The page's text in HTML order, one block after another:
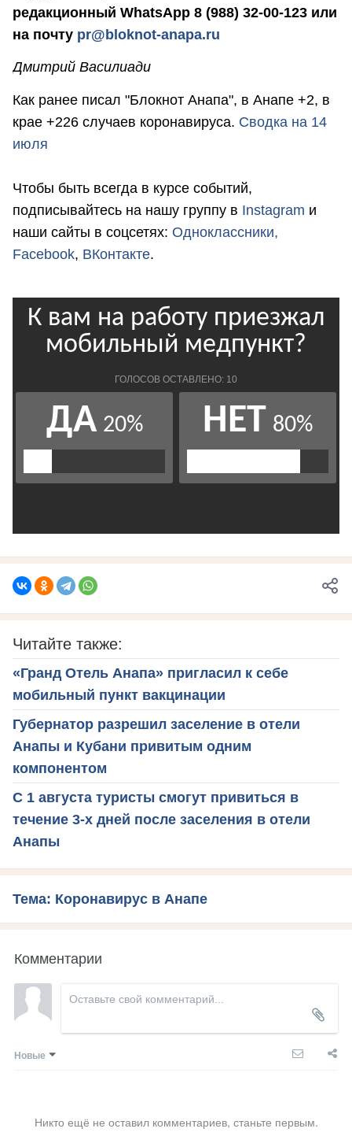
редакционный WhatsApp 8 (988) 32-00-123 или
на почту pr@bloknot-anapa.ru
Дмитрий Василиади
Как ранее писал "Блокнот Анапа", в Анапе +2, в
крае +226 случаев коронавируса. Сводка на 14
июля
Чтобы быть всегда в курсе событий,
подписывайтесь на нашу группу в Instagram и
наши сайты в соцсетях: Одноклассники,
Facebook, ВКонтакте.
Читайте также:
«Гранд Отель Анапа» пригласил к себе
мобильный пункт вакцинации
Губернатор разрешил заселение в отели
Анапы и Кубани привитым одним
компонентом
С 1 августа туристы смогут привиться в
течение 3-х дней после заселения в отели
Анапы
Тема: Коронавирус в Анапе
Комментарии
Новые
Никто ещё не оставил комментариев, станьте первым.